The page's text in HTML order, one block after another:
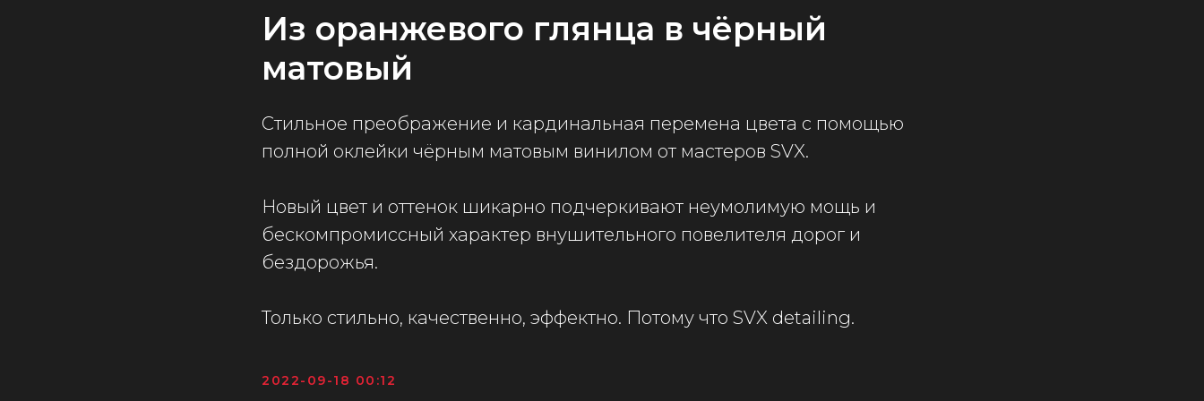
Из оранжевого глянца в чёрный
матовый
Стильное преображение и кардинальная перемена цвета с помощью
полной оклейки чёрным матовым винилом от мастеров SVX.
Новый цвет и оттенок шикарно подчеркивают неумолимую мощь и
бескомпромиссный характер внушительного повелителя дорог и
бездорожья.
Только стильно, качественно, эффектно. Потому что SVX detailing.
2022-09-18 00:12